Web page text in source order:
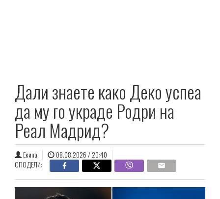
Дали знаете како Деко успеа
да му го украде Родри на
Реал Мадрид?
Екипа
08.08.2026 / 20:40
СПОДЕЛИ: